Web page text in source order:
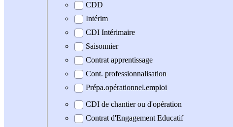
CDD
Intérim
CDI Intérimaire
Saisonnier
Contrat apprentissage
Cont. professionnalisation
Prépa.opérationnel.emploi
CDI de chantier ou d'opération
Contrat d'Engagement Educatif